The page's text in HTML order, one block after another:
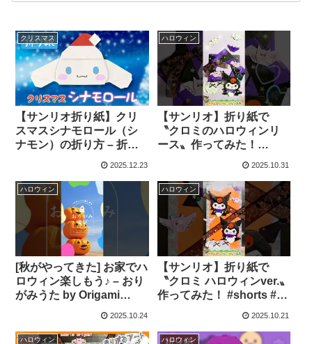
クリスマス
【サンリオ折り紙】クリ
スマスシナモロール（シ
ナモン）の折り方 – 折り
2025.12.23
ハロウィン
【サンリオ】折り紙で
〝クロミのハロウィンリ
ース〟作ってみた！
#origami #へやんぽっぐら
しチャンネル – へやんぽ
っぐらしチャンネル【人
気キャラ折り紙(Popular
character origami)】
2025.10.31
ハロウィン
[秋がやってきた] お家でハ
ロウィン楽しもう♪ – おり
がみうた by Origami
2025.10.24
ハロウィン
【サンリオ】折り紙で
〝クロミ ハロウィンver.〟
作ってみた！ #shorts #折
り紙 #サンリオ #クロミ #
やんぽっぐらしチャンネ
2025.10.21
ハロウィン ハロウィン